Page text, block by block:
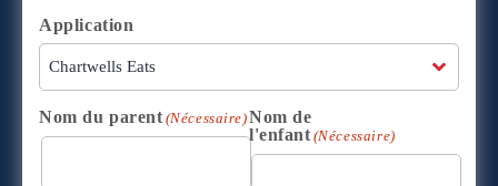
Application
Nom du parent (Nécessaire)Nom de
l'enfant (Nécessaire)